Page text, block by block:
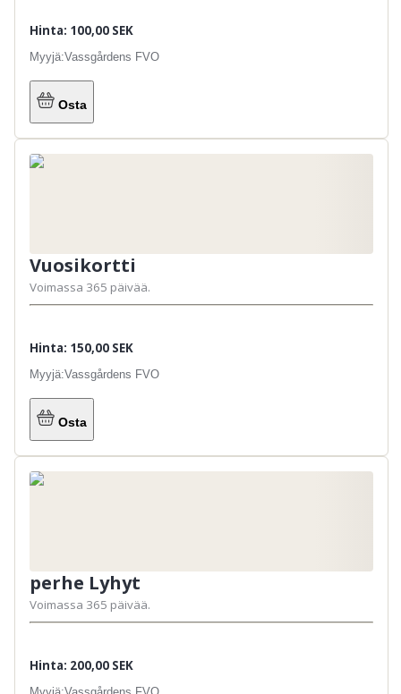
Hinta: 100,00 SEK
Myyjä:Vassgårdens FVO
Osta
Vuosikortti
Voimassa 365 päivää.
Hinta: 150,00 SEK
Myyjä:Vassgårdens FVO
Osta
perhe Lyhyt
Voimassa 365 päivää.
Hinta: 200,00 SEK